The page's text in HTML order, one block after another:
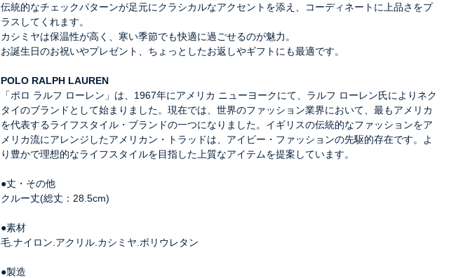
伝統的なチェックパターンが足元にクラシカルなアクセントを添え、コーディネートに上品さをプ
ラスしてくれます。
カシミヤは保温性が高く、寒い季節でも快適に過ごせるのが魅力。
お誕生日のお祝いやプレゼント、ちょっとしたお返しやギフトにも最適です。
POLO RALPH LAUREN
「ポロ ラルフ ローレン」は、1967年にアメリカ ニューヨークにて、ラルフ ローレン氏によりネク
タイのブランドとして始まりました。現在では、世界のファッション業界において、最もアメリカ
を代表するライフスタイル・ブランドの一つになりました。イギリスの伝統的なファッションをア
メリカ流にアレンジしたアメリカン・トラッドは、アイビー・ファッションの先駆的存在です。よ
り豊かで理想的なライフスタイルを目指した上質なアイテムを提案しています。
●丈・その他
クルー丈(総丈：28.5cm)
●素材
毛.ナイロン.アクリル.カシミヤ.ポリウレタン
●製造